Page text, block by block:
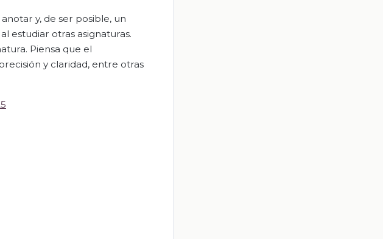
y, de ser posible, un
estudiar otras asignaturas.
Piensa que el
y claridad, entre otras